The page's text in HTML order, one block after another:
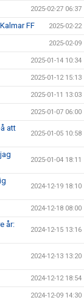
2025-02-27 06:37
FF 2025-02-22
2025-02-09
2025-01-14 10:34
2025-01-12 15:13
2025-01-11 13:03
2025-01-07 06:00
att
2025-01-05 10:58
2025-01-04 18:11
2024-12-19 18:10
2024-12-18 08:00
år:
2024-12-15 13:16
2024-12-13 13:20
2024-12-12 18:54
2024-12-09 14:30